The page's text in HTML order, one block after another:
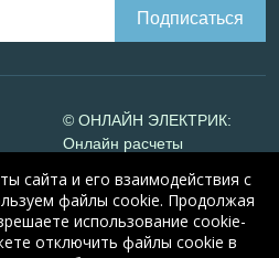
© ОНЛАЙН ЭЛЕКТРИК:
Онлайн расчеты
Online-electric.ru, 2008-
2026
© А.Н. Алюнов, 2008-2026
сайта и его взаимодействия с
файлы cookie. Продолжая
использование cookie-
отключить файлы cookie в